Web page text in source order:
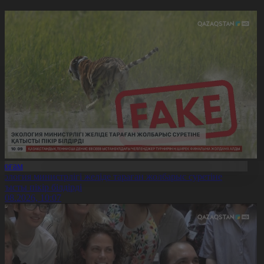
министрлігі желіде тараған жолбарыс суретіне
пікір білдірді
10:07